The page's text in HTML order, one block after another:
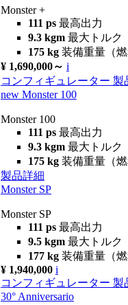
Monster +
111 ps 最高出力
9.3 kgm 最大トルク
175 kg 装備重量（燃
¥ 1,690,000～ i
コンフィギュレーター 製
new Monster 100
Monster 100
111 ps 最高出力
9.3 kgm 最大トルク
175 kg 装備重量（燃
製品詳細
Monster SP
Monster SP
111 ps 最高出力
9.5 kgm 最大トルク
177 kg 装備重量（燃
¥ 1,940,000 i
コンフィギュレーター 製
30° Anniversario